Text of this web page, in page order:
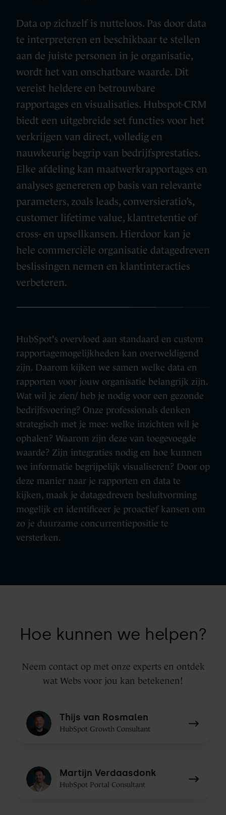
Data op zichzelf is nutteloos. Pas door data
te interpreteren en beschikbaar te stellen
aan de juiste personen in je organisatie,
wordt het van onschatbare waarde. Dit
vereist heldere en betrouwbare
rapportages en visualisaties. Hubspot-CRM
biedt een uitgebreide set functies voor het
verkrijgen van direct, volledig en
nauwkeurig begrip van bedrijfsprestaties.
Elke afdeling kan maatwerkrapportages en
analyses genereren op basis van relevante
parameters, zoals leads, conversieratio’s,
customer lifetime value, klantretentie of
cross- en upsellkansen. Hierdoor kan je
hele commerciële organisatie datagedreven
beslissingen nemen en klantinteracties
verbeteren.
HubSpot's overvloed aan standaard en custom
rapportagemogelijkheden kan overweldigend
zijn. Daarom kijken we samen welke data en
rapporten voor jouw organisatie belangrijk zijn.
Wat wil je zien/ heb je nodig voor een gezonde
bedrijfsvoering? Onze professionals denken
strategisch met je mee: welke inzichten wil je
ophalen? Waarom zijn deze van toegevoegde
waarde? Zijn integraties nodig en hoe kunnen
we informatie begrijpelijk visualiseren? Door op
deze manier naar je rapporten en data te
kijken, maak je datagedreven besluitvorming
mogelijk en identificeer je proactief kansen om
zo je duurzame concurrentiepositie te
versterken.
Hoe kunnen we helpen?
Neem contact op met onze experts en ontdek
wat Webs voor jou kan betekenen!
Thijs van Rosmalen
HubSpot Growth Consultant
Thijs
van
Rosmalen
Martijn Verdaasdonk
HubSpot Portal Consultant
Martijn
Verdaasdonk